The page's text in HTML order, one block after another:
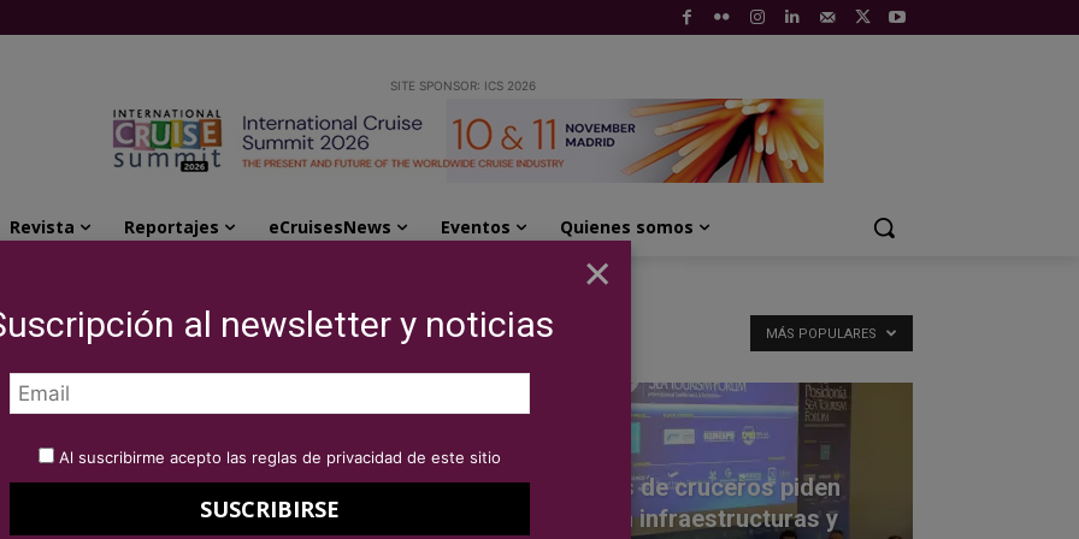
SITE SPONSOR: ICS 2026
Revista Reportajes eCruisesNews Eventos Quienes somos
MÁS POPULARES
FLUVIALES
Fluviales exclusivos en castellano
Compañías de cruceros piden
mejoras en infraestructuras y
×
al newsletter y noticias
Al suscribirme acepto las reglas de privacidad de este sitio